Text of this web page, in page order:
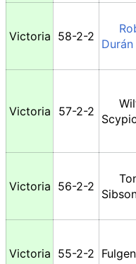
Victoria 58-2-2
Durán
Victoria 57-2-2
Victoria 56-2-2
Victoria 55-2-2